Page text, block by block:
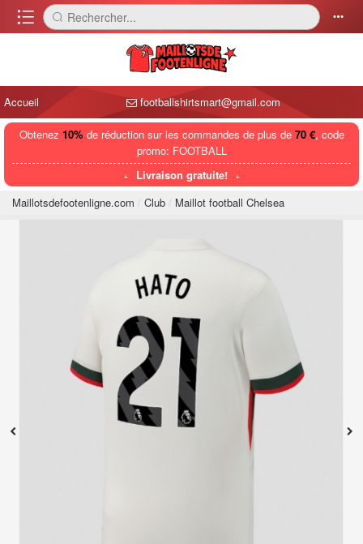
󰈍 󰅼 Rechercher... 󰄒
Accueil footballshirtsmart@gmail.com
Obtenez 10%de réduction sur les commandes de plus de 70 €, code
promo: FOOTBALL
Livraison gratuite!
Maillotsdefootenligne.com
Club Maillot football Chelsea